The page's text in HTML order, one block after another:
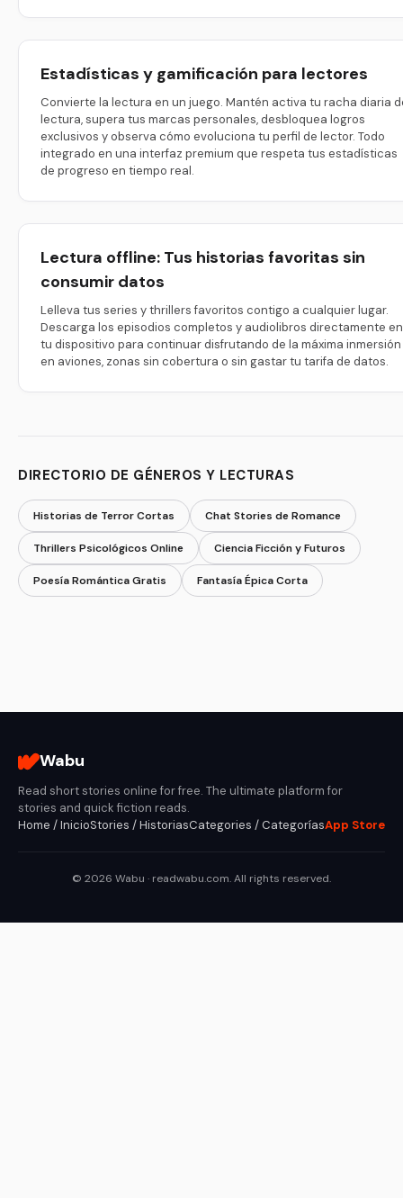
Estadísticas y gamificación para lectores
Convierte la lectura en un juego. Mantén activa tu racha diaria
lectura, supera tus marcas personales, desbloquea logros
exclusivos y observa cómo evoluciona tu perfil de lector. Todo
integrado en una interfaz premium que respeta tus estadísticas
de progreso en tiempo real.
Lectura offline: Tus historias favoritas sin
consumir datos
Lelleva tus series y thrillers favoritos contigo a cualquier lugar.
Descarga los episodios completos y audiolibros directamente en
tu dispositivo para continuar disfrutando de la máxima inmersión
en aviones, zonas sin cobertura o sin gastar tu tarifa de datos.
DIRECTORIO DE GÉNEROS Y LECTURAS
Historias de Terror Cortas Chat Stories de Romance
Thrillers Psicológicos Online Ciencia Ficción y Futuros
Poesía Romántica Gratis Fantasía Épica Corta
Wabu
Read short stories online for free. The ultimate platform for
stories and quick fiction reads.
Home / InicioStories / HistoriasCategories / CategoríasApp Store
© 2026 Wabu · readwabu.com. All rights reserved.